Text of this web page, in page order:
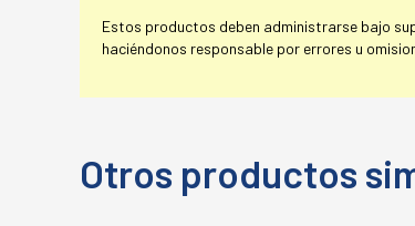
Estos productos deben administrarse bajo
haciéndonos responsable por errores u
Otros productos